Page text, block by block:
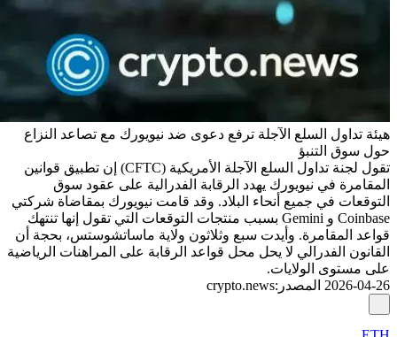
هيئة تداول السلع الآجلة ترفع دعوى ضد نيويورك مع تصاعد النزاع
حول سوق التنبؤ
تقول لجنة تداول السلع الآجلة الأمريكية (CFTC) إن تطبيق قوانين
المقامرة في نيويورك يهدد الرقابة الفدرالية على عقود سوق
التوقعات في جميع أنحاء البلاد. وقد قامت نيويورك بمقاضاة شركتي
Coinbase و Gemini بسبب منتجات التوقعات التي تقول إنها تنتهك
قواعد المقامرة. وأيدت سبع وثلاثون ولاية ماساتشوستس، بحجة أن
القانون الفدرالي لا يحل محل قواعد الرقابة على المراهنات الرياضية
على مستوى الولايات.
2026-04-26 المصدر :
crypto.news